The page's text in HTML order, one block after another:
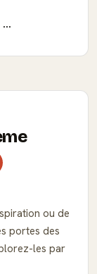
...
ou de
portes des
les par